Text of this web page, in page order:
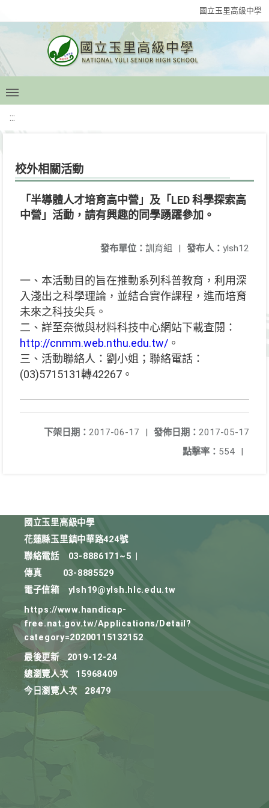
國立玉里高級中學
:::
校外相關活動
「半導體人才培育高中營」及「LED 科學探索高
中營」活動，請有興趣的同學踴躍參加。
發布人： ylsh12
發布單位： 訓育組 |
一、本活動目的旨在推動系列科普教育，利用深
入淺出之科學理論，並結合實作課程，進而培育
未來之科技尖兵。
二、詳至奈微與材料科技中心網站下載查閱：
http://cnmm.web.nthu.edu.tw/ 。
三、活動聯絡人：劉小姐；聯絡電話：
(03)5715131轉42267。
發佈日期： 2017-05-17
下架日期： 2017-06-17
|
點擊率： 554 |
國立玉里高級中學
花蓮縣玉里鎮中華路424號
聯絡電話
03-8886171~5
傳真
03-8885529
電子信箱
ylsh19@ylsh.hlc.edu.tw
https://www.handicap-
free.nat.gov.tw/Applications/Detail?
category=20200115132152
最後更新
2019-12-24
總瀏覽人次
15968409
今日瀏覽人次
28479